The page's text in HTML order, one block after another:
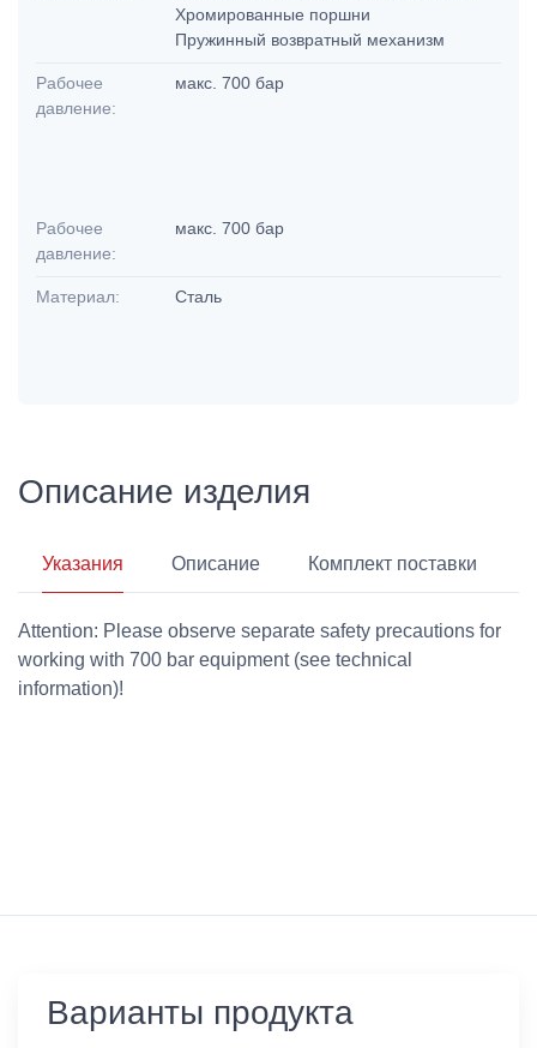
Хромированные поршни
Пружинный возвратный механизм
Рабочее
давление:
макс. 700 бар
Рабочее
давление:
макс. 700 бар
Материал: Сталь
Описание изделия
Указания Описание Комплект поставки
Attention: Please observe separate safety precautions for
working with 700 bar equipment (see technical
information)!
Варианты продукта